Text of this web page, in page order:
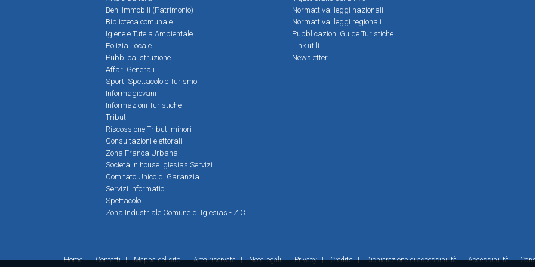
Beni Immobili (Patrimonio)
Biblioteca comunale
Igiene e Tutela Ambientale
Polizia Locale
Pubblica Istruzione
Affari Generali
Sport, Spettacolo e Turismo
Informagiovani
Informazioni Turistiche
Tributi
Riscossione Tributi minori
Consultazioni elettorali
Zona Franca Urbana
Società in house Iglesias Servizi
Comitato Unico di Garanzia
Servizi Informatici
Spettacolo
Zona Industriale Comune di Iglesias - ZIC
Normattiva: leggi nazionali
Normattiva: leggi regionali
Pubblicazioni Guide Turistiche
Link utili
Newsletter
Home | Contatti | Mappa del sito | Area riservata | Note legali | Privacy | Credits | Dichiarazione di accessibilità Accessibilità